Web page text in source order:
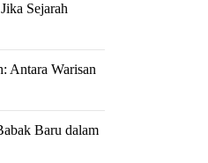
Sejarah
Antara Warisan
Baru dalam